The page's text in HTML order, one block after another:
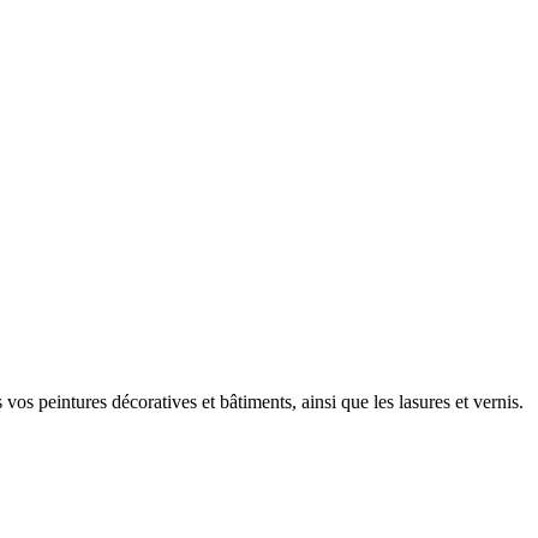
peintures décoratives et bâtiments, ainsi que les lasures et vernis.